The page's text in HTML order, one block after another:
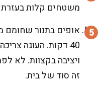
משטחים קלות בעזרת
40 דקות. העוגה
ויציבה בקצוות. לא
זה סוד של בית.